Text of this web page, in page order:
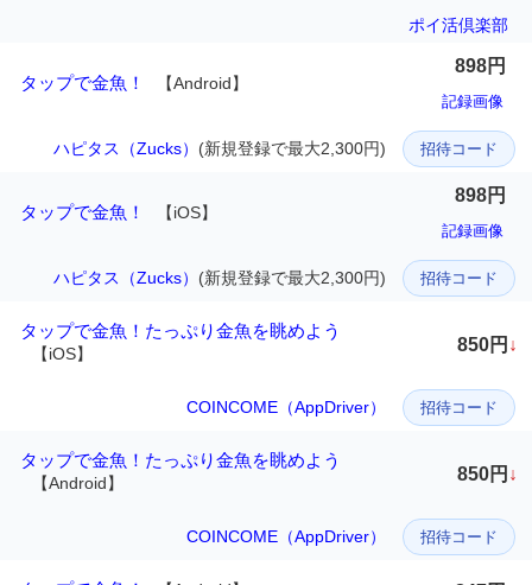
ポイ活倶楽部
タップで金魚！ 【Android】
898円
記録画像
ハピタス（Zucks） (新規登録で最大2,300円) 招待コード
タップで金魚！ 【iOS】
898円
記録画像
ハピタス（Zucks） (新規登録で最大2,300円) 招待コード
タップで金魚！たっぷり金魚を眺めよう
【iOS】 850円 ↓
COINCOME（AppDriver） 招待コード
タップで金魚！たっぷり金魚を眺めよう
【Android】 850円 ↓
COINCOME（AppDriver） 招待コード